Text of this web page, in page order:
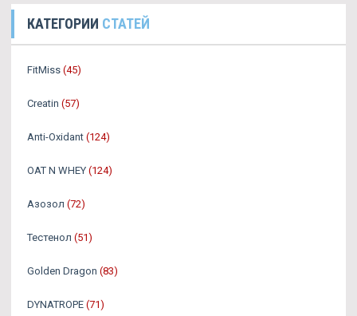
КАТЕГОРИИ СТАТЕЙ
FitMiss (45)
Creatin (57)
Anti-Oxidant (124)
OAT N WHEY (124)
Азозол (72)
Тестенол (51)
Golden Dragon (83)
DYNATROPE (71)